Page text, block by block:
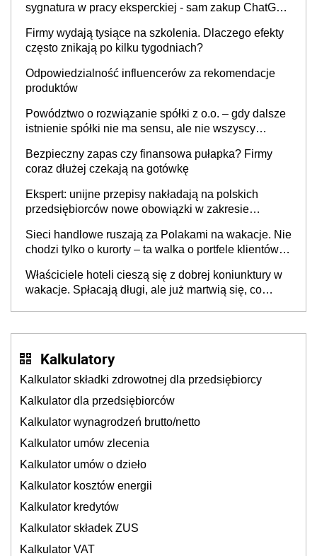
sygnatura w pracy eksperckiej - sam zakup ChatGPT
Firmy wydają tysiące na szkolenia. Dlaczego efekty
często znikają po kilku tygodniach?
Odpowiedzialność influencerów za rekomendacje
produktów
Powództwo o rozwiązanie spółki z o.o. – gdy dalsze
istnienie spółki nie ma sensu, ale nie wszyscy
Bezpieczny zapas czy finansowa pułapka? Firmy
coraz dłużej czekają na gotówkę
Ekspert: unijne przepisy nakładają na polskich
przedsiębiorców nowe obowiązki w zakresie
Sieci handlowe ruszają za Polakami na wakacje. Nie
chodzi tylko o kurorty – ta walka o portfele klientów
cichu
Właściciele hoteli cieszą się z dobrej koniunktury w
wakacje. Spłacają długi, ale już martwią się, co
Kalkulatory
Kalkulator składki zdrowotnej dla przedsiębiorcy
Kalkulator dla przedsiębiorców
Kalkulator wynagrodzeń brutto/netto
Kalkulator umów zlecenia
Kalkulator umów o dzieło
Kalkulator kosztów energii
Kalkulator kredytów
Kalkulator składek ZUS
Kalkulator VAT